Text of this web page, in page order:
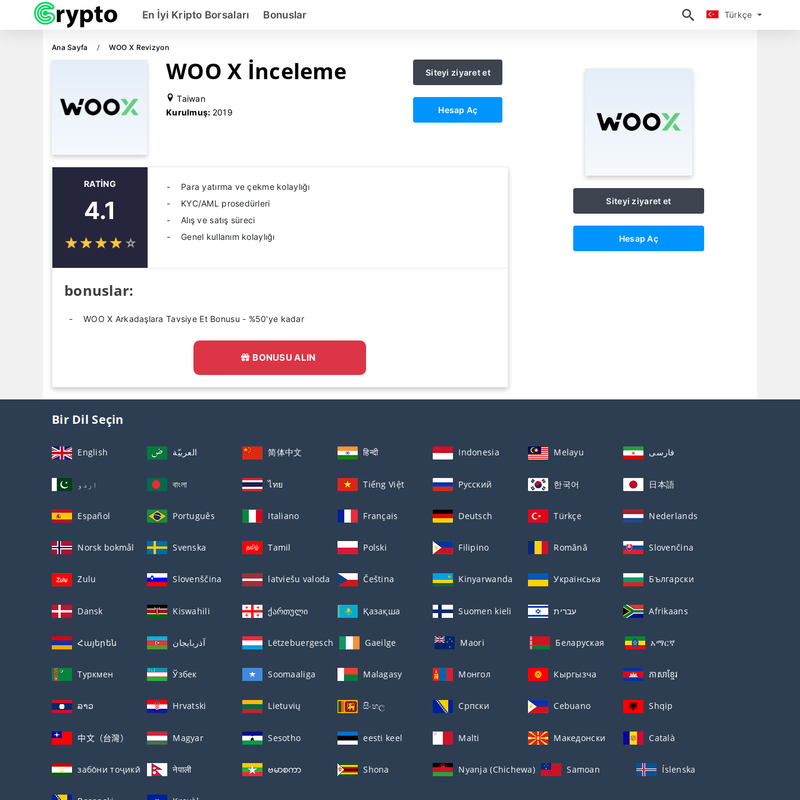
Türkçe
En İyi Kripto Borsaları Bonuslar Türkçe
Ana Sayfa WOO X Revizyon
WOO X İnceleme
Taiwan
Kurulmuş: 2019
Siteyi ziyaret et
Hesap Aç
RATING
4.1
☆☆☆☆ ☆
★★★★ ★
Para yatırma ve çekme kolaylığı
KYC/AML prosedürleri
Alış ve satış süreci
Genel kullanım kolaylığı
bonuslar:
WOO X Arkadaşlara Tavsiye Et Bonusu - %50'ye kadar
BONUSU ALIN
Siteyi ziyaret et
Hesap Aç
Bir Dil Seçin
English العربيّة 简体中文 हिन्दी Indonesia Melayu فارسی
اردو বাংলা ไทย Tiếng Việt Русский 한국어 日本語
Español Português Italiano Français Deutsch Türkçe Nederlands
Norsk bokmål Svenska Tamil Polski Filipino Română Slovenčina
Zulu Slovenščina latviešu valoda Čeština Kinyarwanda Українська Български
Dansk Kiswahili ქართული Қазақша Suomen kieli עברית Afrikaans
Հայերեն آذربايجان Lëtzebuergesch Gaeilge Maori Беларуская አማርኛ
Туркмен Ўзбек Soomaaliga Malagasy Монгол Кыргызча ភាសាខ្មែរ
ລາວ Hrvatski Lietuvių සිංහල Српски Cebuano Shqip
中文（台灣） Magyar Sesotho eesti keel Malti Македонски Català
забо́ни тоҷикӣ́ नेपाली ဗမာစကာ Shona Nyanja (Chichewa) Samoan Íslenska